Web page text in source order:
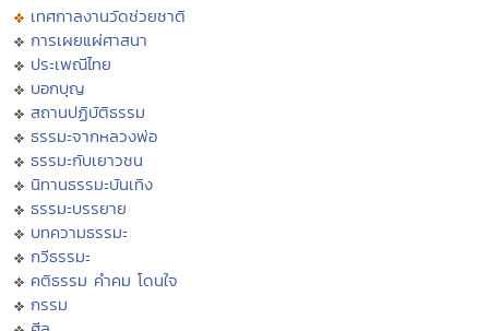
เทศกาลงานวัดช่วยชาติ
การเผยแผ่ศาสนา
ประเพณีไทย
บอกบุญ
สถานปฏิบัติธรรม
ธรรมะจากหลวงพ่อ
ธรรมะกับเยาวชน
นิทานธรรมะบันเทิง
ธรรมะบรรยาย
บทความธรรมะ
กวีธรรมะ
คติธรรม คำคม โดนใจ
กรรม